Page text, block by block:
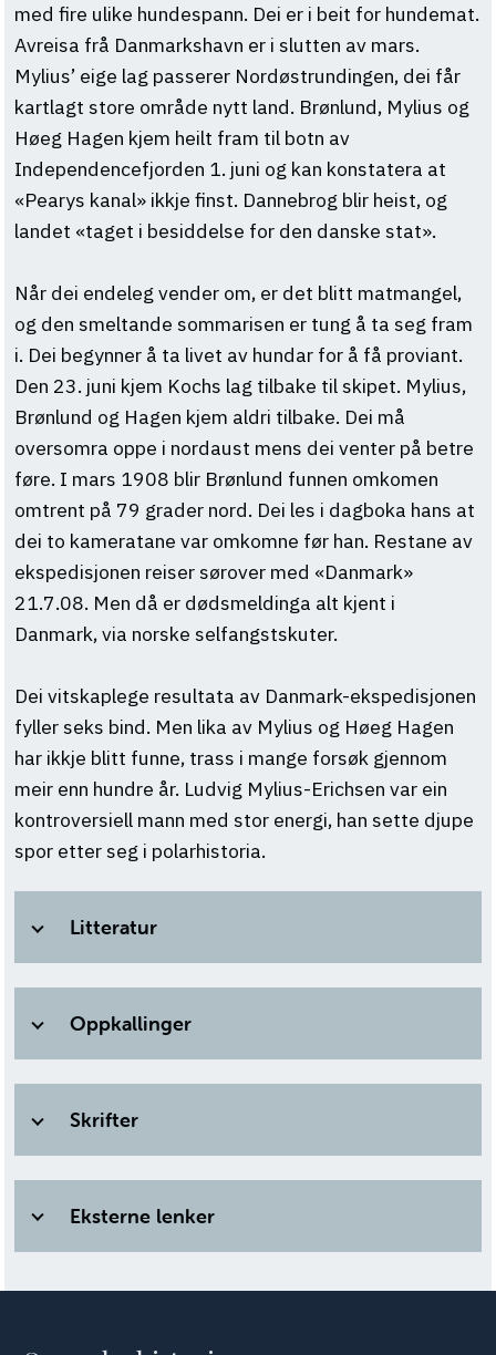
med fire ulike hundespann. Dei er i beit for hundemat.
Avreisa frå Danmarkshavn er i slutten av mars.
Mylius’ eige lag passerer Nordøstrundingen, dei får
kartlagt store område nytt land. Brønlund, Mylius og
Høeg Hagen kjem heilt fram til botn av
Independencefjorden 1. juni og kan konstatera at
«Pearys kanal» ikkje finst. Dannebrog blir heist, og
landet «taget i besiddelse for den danske stat».
Når dei endeleg vender om, er det blitt matmangel,
og den smeltande sommarisen er tung å ta seg fram
i. Dei begynner å ta livet av hundar for å få proviant.
Den 23. juni kjem Kochs lag tilbake til skipet. Mylius,
Brønlund og Hagen kjem aldri tilbake. Dei må
oversomra oppe i nordaust mens dei venter på betre
føre. I mars 1908 blir Brønlund funnen omkomen
omtrent på 79 grader nord. Dei les i dagboka hans at
dei to kameratane var omkomne før han. Restane av
ekspedisjonen reiser sørover med «Danmark»
21.7.08. Men då er dødsmeldinga alt kjent i
Danmark, via norske selfangstskuter.
Dei vitskaplege resultata av Danmark-ekspedisjonen
fyller seks bind. Men lika av Mylius og Høeg Hagen
har ikkje blitt funne, trass i mange forsøk gjennom
meir enn hundre år. Ludvig Mylius-Erichsen var ein
kontroversiell mann med stor energi, han sette djupe
spor etter seg i polarhistoria.
Litteratur
Oppkallinger
Skrifter
Eksterne lenker